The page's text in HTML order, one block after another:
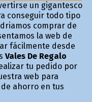
un gigantesco
conseguir todo tipo
comprar de
la web de
fácilmente desde
Vales De Regalo
tu pedido por
web para
ahorro en tus